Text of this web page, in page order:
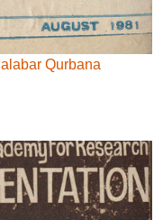
Qurbana